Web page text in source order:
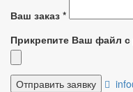
Ваш заказ *
Прикрепите Ваш файл с